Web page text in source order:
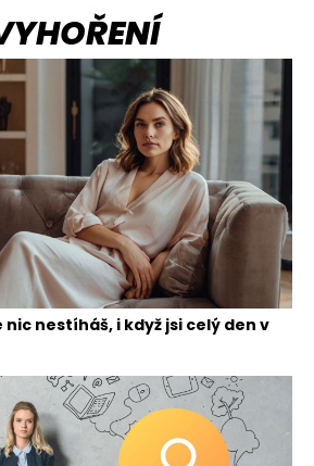
nic nestíháš, i když jsi celý den v